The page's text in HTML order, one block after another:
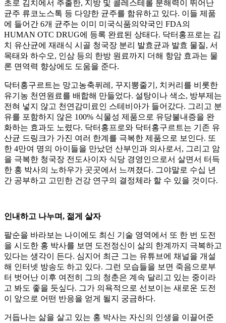
초로 김치에서 추출한, 지방 및 콜레스테롤 분해력이 뛰어난
균주 류코노스톡 등 다양한 균주를 함유하고 있다. 이들 제품
에 들어간 6개 균주는 이미 미국식품의약국인 FDA의
HUMAN OTC DRUG에 등록 완료된 상태다. 닥터홍프로는 김
치 유산균에 재래식 시골 청국장 분리 발효균과 발효 물질, 서
목태와 하수오, 인삼 등의 한방 원료까지 더해 항암 효과는 물
론 면역력 향상에도 도움을 준다.
닥터홍구르트는 망고농축퓌레, 꾸지뽕줄기, 치커리를 비롯한
유기농 천연원료를 배합해 만들었다. 설탕이나 색소, 방부제는
전혀 넣지 않고 천연감미료인 스테비아가 들어갔다. 그리고 분
유를 포함하지 않은 100% 식물성 제품으로 유당불내증을 완
화하는 효과도 노렸다. 닥터홍프로와 닥터홍구르트는 기존 유
산균 드링크가 가진 여러 한계를 극복한 제품으로 보인다. 또
한 4만여 명의 아이들을 만났던 산부인과 의사로서, 그리고 암
을 극복한 청국장 전도사이자 식당 경영인으로서 살면서 터득
한 홍 박사의 노하우가 곳곳에서 느껴졌다. 그야말로 수십 년
간 공부하고 고민한 건강 연구의 결정체라 할 수 있을 것이다.
인내하고 나누며, 젊게 살자
팔순을 바라보는 나이에도 최신 기술 영역에서 또 한 번 도전
을 시도한 홍 박사를 보면 도전정신이 삶의 한계까지 극복하고
있다는 생각이 든다. 심지어 최근 그는 유튜브에 채널을 개설
해 인터넷 방송도 하고 있다. 그런 모습들을 보면 죽음으로부
터 벗어난 이후 여전히 그의 청춘은 계속 달리고 있는 중이라
고 봐도 좋을 듯싶다. 그가 의욕적으로 선보이는 새로운 도전
이 앞으로 어떤 반응을 얻게 될지 궁금하다.
거듭나는 삶을 살고 있는 홍 박사는 자신의 인생을 이끌어준